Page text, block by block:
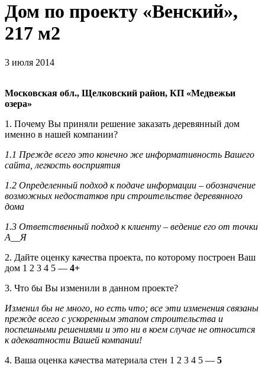
Дом по проекту «Венский»,
217 м2
3 июля 2014
Московская обл., Щелковский район, КП «Медвежьи
озера»
1. Почему Вы приняли решение заказать деревянный дом
именно в нашей компании?
1.1 Прежде всего это конечно же информативность Вашего
сайта, легкость восприятия
1.2 Определенный подход к подаче информации – обозначение
возможных недостатков при строительстве деревянного
дома
1.3 Ответственный подход к клиенту – ведение его от точки
A__Я
2. Дайте оценку качества проекта, по которому построен Ваш
дом 1 2 3 4 5 — 4+
3. Что бы Вы изменили в данном проекте?
Изменил бы не много, но есть что; все эти изменения связаны
прежде всего с ускоренным этапом строительства и
поспешными решениями и это ни в коем случае не относится
к адекватности Вашей компании!
4. Ваша оценка качества материала стен 1 2 3 4 5 — 5